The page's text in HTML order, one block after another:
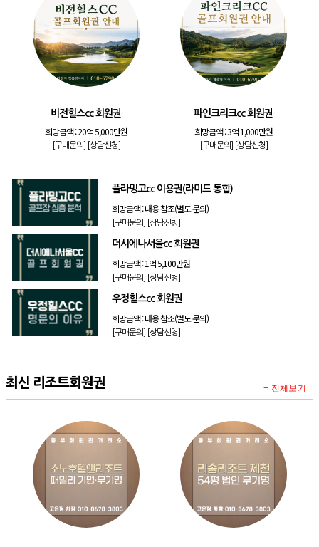
소노호텔앤리조트 이그제큐티브 무기명 회원제
아시아나cc 회원권
[골프]발리오스cc 회원권 종류
소노호텔앤리조트 패밀리 등기 무기명
파인크리크cc 회원권
소노호텔앤리조트 패밀리 회원권
비전힐스cc 회원권
희망금액 :20억 5,000만원
[구매문의] [상담신청]
파인크리크cc 회원권
희망금액 :3억 1,000만원
[구매문의] [상담신청]
플라밍고cc 이용권(라미드 통합)
희망금액 :내용 참조(별도 문의)
[구매문의] [상담신청]
더시에나서울cc 회원권
희망금액 :1억 5,100만원
[구매문의] [상담신청]
우정힐스cc 회원권
희망금액 :내용 참조(별도 문의)
[구매문의] [상담신청]
최신 리조트회원권 + 전체보기